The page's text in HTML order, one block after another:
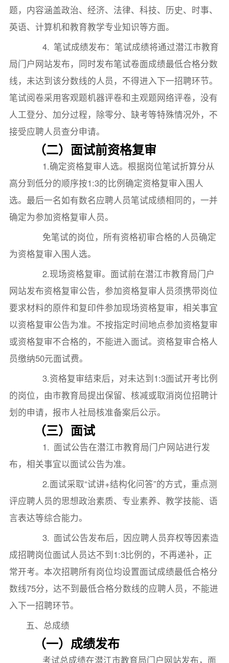
题，内容涵盖政治、经济、法律、科技、历史、时事、
英语、计算机和教育教学专业知识等方面。
4. 笔试成绩发布：笔试成绩将通过潜江市教育
局门户网站发布，同时发布笔试卷面成绩最低合格分数
线，未达到该分数线的人员，不得进入下一招聘环节。
笔试阅卷采用客观题机器评卷和主观题网络评卷，没有
人工登分、加分过程，除零分、缺考等特殊情况外，不
接受应聘人员查分申请。
（二）面试前资格复审
1.确定资格复审人选。根据岗位笔试折算分从
高分到低分的顺序按1:3的比例确定资格复审入围人
选。最后一名如有数名应聘人员笔试成绩相同的，一并
确定为参加资格复审人员。
免笔试的岗位，所有资格初审合格的人员确定
为资格复审入围人选。
2.现场资格复审。面试前在潜江市教育局门户
网站发布资格复审公告，参加资格复审人员须携带岗位
要求材料的原件和复印件参加现场资格复审，相关事宜
以资格复审公告为准。不按指定时间地点参加资格复审
或资格复审不合格的，不能进入面试。资格复审合格人
员缴纳50元面试费。
3.资格复审结束后，对未达到1:3面试开考比例
的岗位，由市教育局提出保留、核减或取消岗位招聘计
划的申请，报市人社局核准备案后公示。
（三）面试
1. 面试公告在潜江市教育局门户网站进行发
布，相关事宜以面试公告为准。
2.面试采取“试讲+结构化问答”的方式，重点测
评应聘人员的思想政治素质、专业素养、教学技能、语
言表达等综合能力。
3. 面试公告发布后，因应聘人员弃权等因素造
成招聘岗位面试人员达不到1:3比例的，不再递补，正
常开考。本次招聘所有岗位均设置面试成绩最低合格分
数线75分，达不到最低合格分数线的应聘人员，不能进
入下一招聘环节。
五、总成绩
（一）成绩发布
考试总成绩在潜江市教育局门户网站发布，面